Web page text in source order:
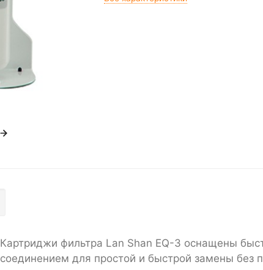
Картриджи фильтра Lan Shan EQ-3 оснащены
соединением для простой и быстрой замены без